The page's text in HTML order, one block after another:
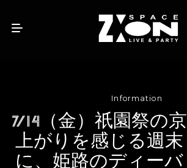
Information
7/14（金）祇園祭の
上がりを感じる週
に、姫路のディーバ